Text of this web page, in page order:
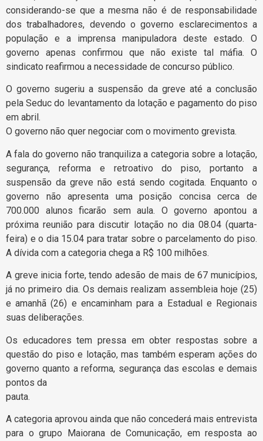
considerando-se que a mesma não é de responsabilidade
dos trabalhadores, devendo o governo esclarecimentos a
população e a imprensa manipuladora deste estado. O
governo apenas confirmou que não existe tal máfia. O
sindicato reafirmou a necessidade de concurso público.
O governo sugeriu a suspensão da greve até a conclusão
pela Seduc do levantamento da lotação e pagamento do piso
em abril.
O governo não quer negociar com o movimento grevista.
A fala do governo não tranquiliza a categoria sobre a lotação,
segurança, reforma e retroativo do piso, portanto a
suspensão da greve não está sendo cogitada. Enquanto o
governo não apresenta uma posição concisa cerca de
700.000 alunos ficarão sem aula. O governo apontou a
próxima reunião para discutir lotação no dia 08.04 (quarta-
feira) e o dia 15.04 para tratar sobre o parcelamento do piso.
A dívida com a categoria chega a R$ 100 milhões.
A greve inicia forte, tendo adesão de mais de 67 municípios,
já no primeiro dia. Os demais realizam assembleia hoje (25)
e amanhã (26) e encaminham para a Estadual e Regionais
suas deliberações.
Os educadores tem pressa em obter respostas sobre a
questão do piso e lotação, mas também esperam ações do
governo quanto a reforma, segurança das escolas e demais
pontos da
pauta.
A categoria aprovou ainda que não concederá mais entrevista
para o grupo Maiorana de Comunicação, em resposta ao